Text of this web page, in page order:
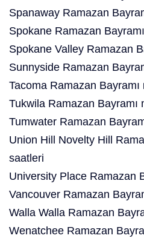
Spanaway Ramazan
Spokane Ramazan
Spokane Valley Ramazan
Sunnyside Ramazan
Tacoma Ramazan
Tukwila Ramazan Bayramı
Tumwater Ramazan
Union Hill Novelty Hill
saatleri
University Place Ramazan
Vancouver Ramazan
Walla Walla Ramazan
Wenatchee Ramazan